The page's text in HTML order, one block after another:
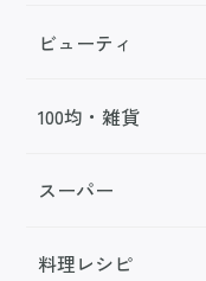
ビューティ
100均・雑貨
スーパー
料理レシピ